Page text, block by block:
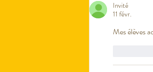
Invité
11 févr.
Mes élèves